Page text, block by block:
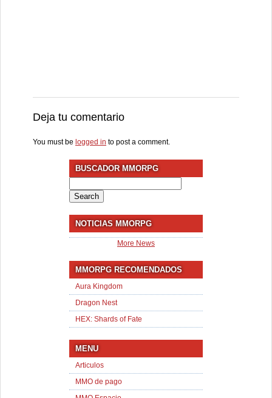
Deja tu comentario
You must be logged in to post a comment.
BUSCADOR MMORPG
for:
NOTICIAS MMORPG
More News
MMORPG RECOMENDADOS
Aura Kingdom
Dragon Nest
HEX: Shards of Fate
MENU
Articulos
MMO de pago